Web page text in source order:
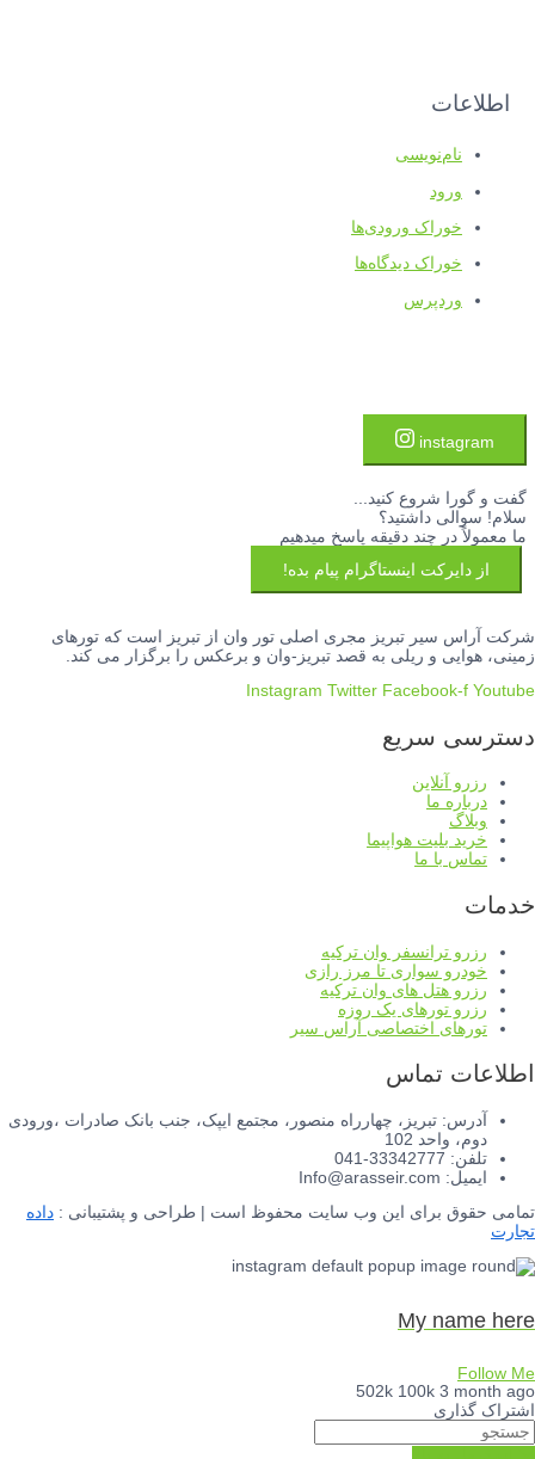
اطلاعات
نام‌نویسی
ورود
خوراک ورودی‌ها
خوراک دیدگاه‌ها
وردپرس
instagram
گفت و گورا شروع کنید...
سلام! سوالی داشتید؟
ما معمولاً در چند دقیقه پاسخ میدهیم
از دایرکت اینستاگرام پیام بده!
شرکت آراس سیر تبریز مجری اصلی تور وان از تبریز است که تورهای
زمینی، هوایی و ریلی به قصد تبریز-وان و برعکس را برگزار می کند.
Instagram Twitter Facebook-f Youtube
دسترسی سریع
رزرو آنلاین
درباره ما
وبلاگ
خرید بلیت هواپیما
تماس با ما
خدمات
رزرو ترانسفر وان ترکیه
خودرو سواری تا مرز رازی
رزرو هتل های وان ترکیه
رزرو تورهای یک روزه
تورهای اختصاصی آراس سیر
اطلاعات تماس
آدرس: تبریز، چهارراه منصور، مجتمع ایپک، جنب بانک صادرات ،ورودی
دوم، واحد 102
تلفن: 33342777-041
ایمیل: Info@arasseir.com
تمامی حقوق برای این وب سایت محفوظ است | طراحی و پشتیبانی : داده
تجارت
My name here
Follow Me
502k 100k 3 month ago
اشتراک گذاری